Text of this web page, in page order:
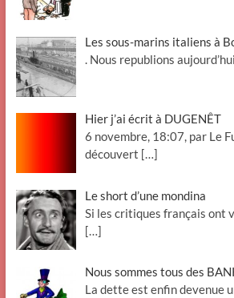
Les sous-marins italiens à
. Nous republions
Hier j’ai écrit à DUGENÊT
6 novembre, 18:07, par Le
découvert […]
Le short d’une mondina
Si les critiques français ont
[…]
Nous sommes tous des
La dette est enfin devenue